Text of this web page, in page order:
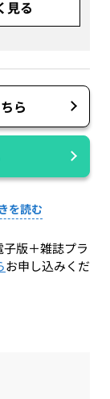
見る
ら
を読む
子版＋雑誌プラ
お申し込みくだ